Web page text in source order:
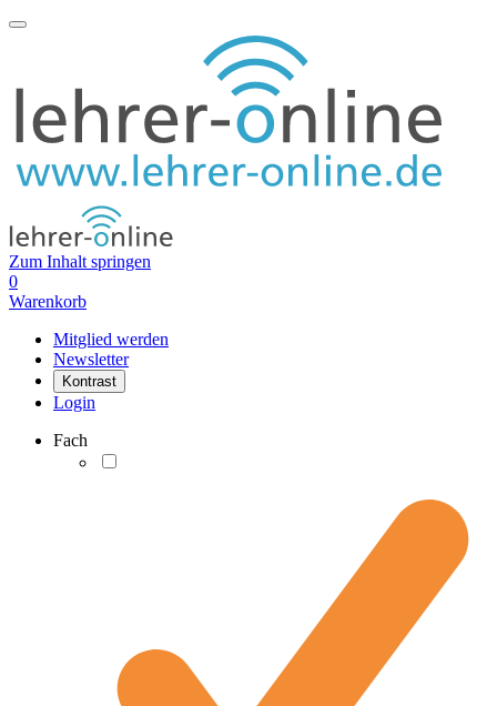
Zum Inhalt springen
0
Warenkorb
Mitglied werden
Newsletter
Kontrast
Login
Fach